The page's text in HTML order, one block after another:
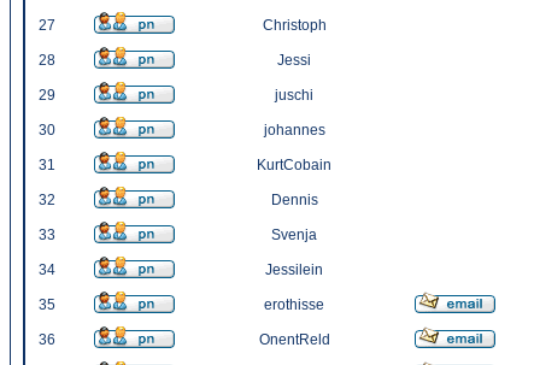
27 Christoph
28 Jessi
29 juschi
30 johannes
31 KurtCobain
32 Dennis
33 Svenja
34 Jessilein
35 erothisse
36 OnentReld